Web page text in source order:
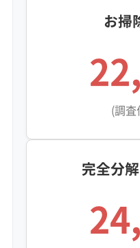
お掃
(調
完全分